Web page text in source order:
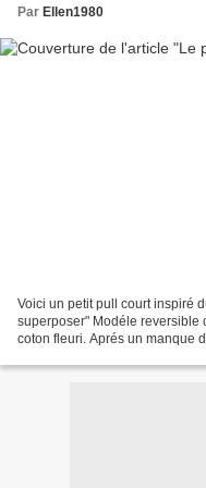
Par Ellen1980
Voici un petit pull court inspiré
superposer" Modéle reversible
coton fleuri. Aprés un manque